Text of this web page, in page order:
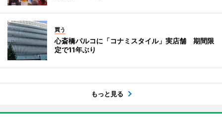
買う
心斎橋パルコに「コナミスタイル」実店舗 期間限
定で11年ぶり
もっと見る